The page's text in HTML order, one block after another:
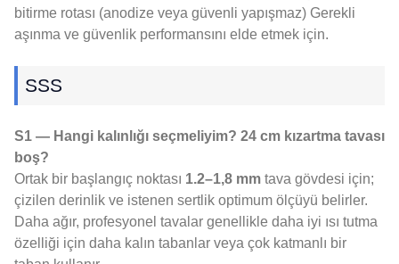
bitirme rotası (anodize veya güvenli yapışmaz) Gerekli
aşınma ve güvenlik performansını elde etmek için.
SSS
S1 — Hangi kalınlığı seçmeliyim? 24 cm kızartma tavası
boş?
Ortak bir başlangıç ​​noktası 1.2–1,8 mm tava gövdesi için;
çizilen derinlik ve istenen sertlik optimum ölçüyü belirler.
Daha ağır, profesyonel tavalar genellikle daha iyi ısı tutma
özelliği için daha kalın tabanlar veya çok katmanlı bir